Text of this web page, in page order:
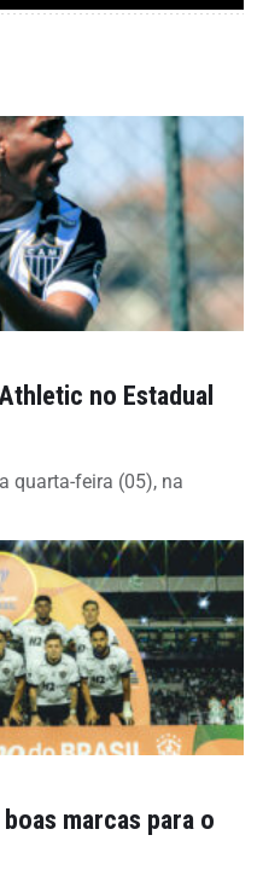
no Estadual
quarta-feira (05), na
marcas para o